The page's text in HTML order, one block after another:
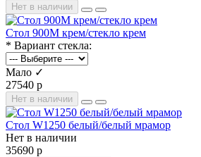
Нет в наличии
Стол 900М крем/стекло крем
* Вариант стекла:
Мало ✓
27540 р
Нет в наличии
Стол W1250 белый/белый мрамор
Нет в наличии
35690 р